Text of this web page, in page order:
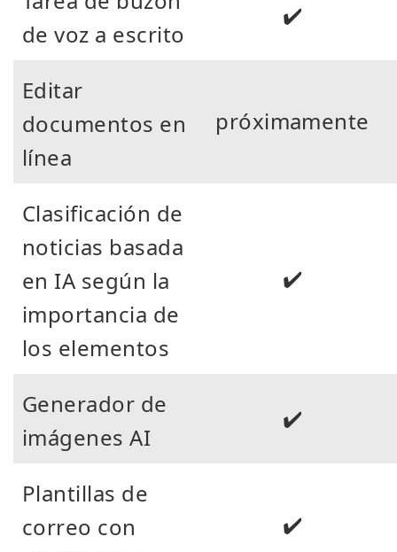
de voz a escrito
✔️
Editar
documentos en
línea
próximamente
Clasificación de
noticias basada
en IA según la
importancia de
los elementos
✔️
Generador de
imágenes AI
✔️
Plantillas de
correo con
✔️